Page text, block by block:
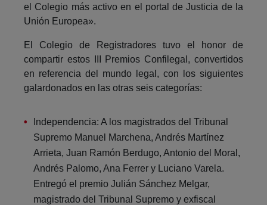
el Colegio más activo en el portal de Justicia de la
Unión Europea».
El Colegio de Registradores tuvo el honor de
compartir estos III Premios Confilegal, convertidos
en referencia del mundo legal, con los siguientes
galardonados en las otras seis categorías:
Independencia: A los magistrados del Tribunal
Supremo Manuel Marchena, Andrés Martínez
Arrieta, Juan Ramón Berdugo, Antonio del Moral,
Andrés Palomo, Ana Ferrer y Luciano Varela.
Entregó el premio Julián Sánchez Melgar,
magistrado del Tribunal Supremo y exfiscal